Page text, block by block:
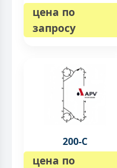
цена по
запросу
200-C
цена по